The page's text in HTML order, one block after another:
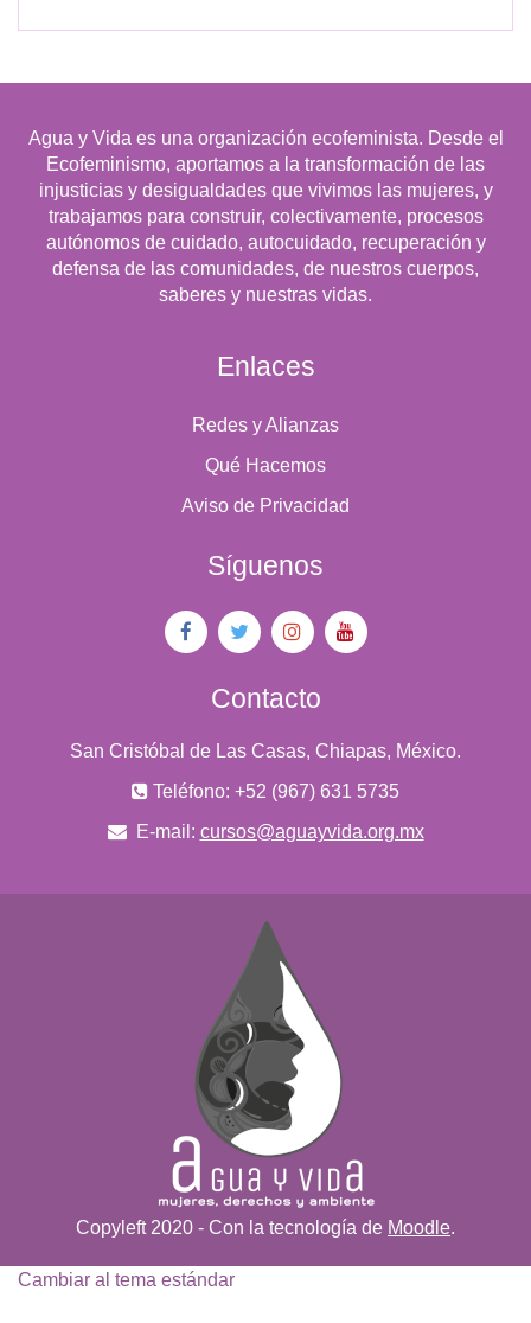
Agua y Vida es una organización ecofeminista. Desde el
Ecofeminismo, aportamos a la transformación de las
injusticias y desigualdades que vivimos las mujeres, y
trabajamos para construir, colectivamente, procesos
autónomos de cuidado, autocuidado, recuperación y
defensa de las comunidades, de nuestros cuerpos,
saberes y nuestras vidas.
Enlaces
Redes y Alianzas
Qué Hacemos
Aviso de Privacidad
Síguenos
Contacto
San Cristóbal de Las Casas, Chiapas, México.
Teléfono: +52 (967) 631 5735
E-mail: cursos@aguayvida.org.mx
Copyleft 2020 - Con la tecnología de Moodle.
Cambiar al tema estándar